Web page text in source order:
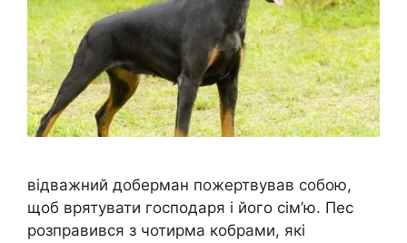
відважний доберман пожертвував собою,
щоб врятувати господаря і його сім’ю. Пес
розправився з чотирма кобрами, які